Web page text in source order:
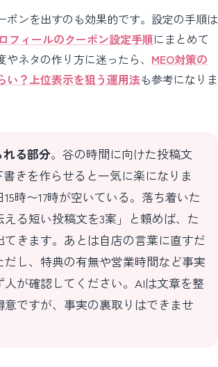
ポンを出すのも効果的です。設定の手順は
フィールのクーポン設定手順にまとめて
ネタの作り方に迷ったら、 MEO対策の
い？上位表示を狙う運用法も参考になりま
る部分。谷の時間に向けた投稿文
書きを作らせると一気に楽になりま
時〜17時が空いている。落ち着いた
える短い投稿文を3案」と頼めば、た
てきます。あとは自店の言葉に直すだ
だし、特典の有無や営業時間など事実
人が確認してください。AIは文章を整
意ですが、事実の裏取りはできませ